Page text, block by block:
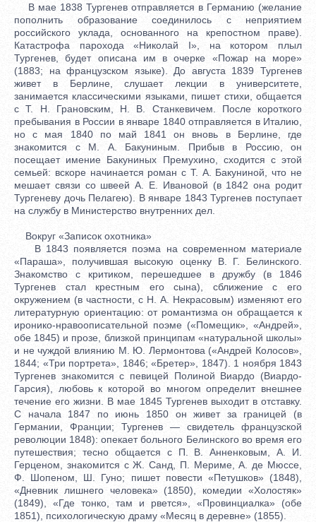
В мае 1838 Тургенев отправляется в Германию (желание
пополнить образование соединилось с неприятием
российского уклада, основанного на крепостном праве).
Катастрофа парохода «Николай I», на котором плыл
Тургенев, будет описана им в очерке «Пожар на море»
(1883; на французском языке). До августа 1839 Тургенев
живет в Берлине, слушает лекции в университете,
занимается классическими языками, пишет стихи, общается
с Т. Н. Грановским, Н. В. Станкевичем. После короткого
пребывания в России в январе 1840 отправляется в Италию,
но с мая 1840 по май 1841 он вновь в Берлине, где
знакомится с М. А. Бакуниным. Прибыв в Россию, он
посещает имение Бакуниных Премухино, сходится с этой
семьей: вскоре начинается роман с Т. А. Бакуниной, что не
мешает связи со швеей А. Е. Ивановой (в 1842 она родит
Тургеневу дочь Пелагею). В январе 1843 Тургенев поступает
на службу в Министерство внутренних дел.
Вокруг «Записок охотника»
В 1843 появляется поэма на современном материале
«Параша», получившая высокую оценку В. Г. Белинского.
Знакомство с критиком, перешедшее в дружбу (в 1846
Тургенев стал крестным его сына), сближение с его
окружением (в частности, с Н. А. Некрасовым) изменяют его
литературную ориентацию: от романтизма он обращается к
иронико-нравоописательной поэме («Помещик», «Андрей»,
обе 1845) и прозе, близкой принципам «натуральной школы»
и не чуждой влиянию М. Ю. Лермонтова («Андрей Колосов»,
1844; «Три портрета», 1846; «Бретер», 1847). 1 ноября 1843
Тургенев знакомится с певицей Полиной Виардо (Виардо-
Гарсия), любовь к которой во многом определит внешнее
течение его жизни. В мае 1845 Тургенев выходит в отставку.
С начала 1847 по июнь 1850 он живет за границей (в
Германии, Франции; Тургенев — свидетель французской
революции 1848): опекает больного Белинского во время его
путешествия; тесно общается с П. В. Анненковым, А. И.
Герценом, знакомится с Ж. Санд, П. Мериме, А. де Мюссе,
Ф. Шопеном, Ш. Гуно; пишет повести «Петушков» (1848),
«Дневник лишнего человека» (1850), комедии «Холостяк»
(1849), «Где тонко, там и рвется», «Провинциалка» (обе
1851), психологическую драму «Месяц в деревне» (1855).